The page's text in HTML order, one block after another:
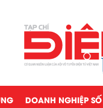
DOANH NGHIỆP SỐ